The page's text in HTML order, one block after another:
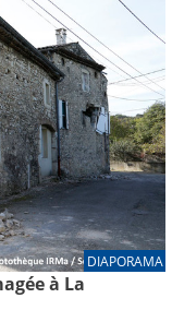
DIAPORAMA
à La